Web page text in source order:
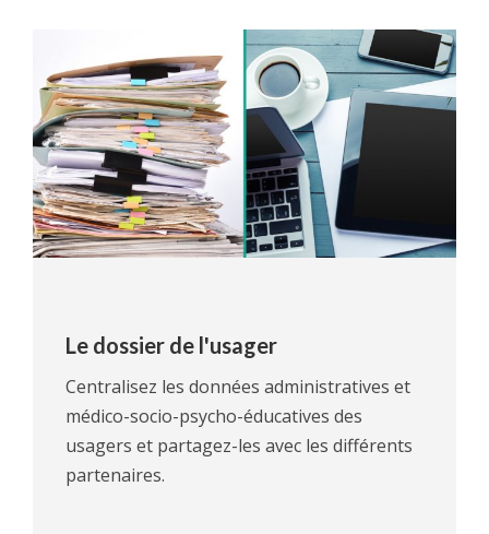
Le dossier de l'usager
Centralisez les données administratives et
médico-socio-psycho-éducatives des
usagers et partagez-les avec les différents
partenaires.